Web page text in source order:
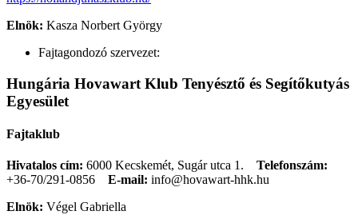
Elnök: Kasza Norbert György
Fajtagondozó szervezet:
Hungária Hovawart Klub Tenyésztő és Segítőkutyás
Egyesület
Fajtaklub
Hivatalos cím: 6000 Kecskemét, Sugár utca 1. Telefonszám:
+36-70/291-0856
E-mail: info@hovawart-hhk.hu
Elnök: Végel Gabriella